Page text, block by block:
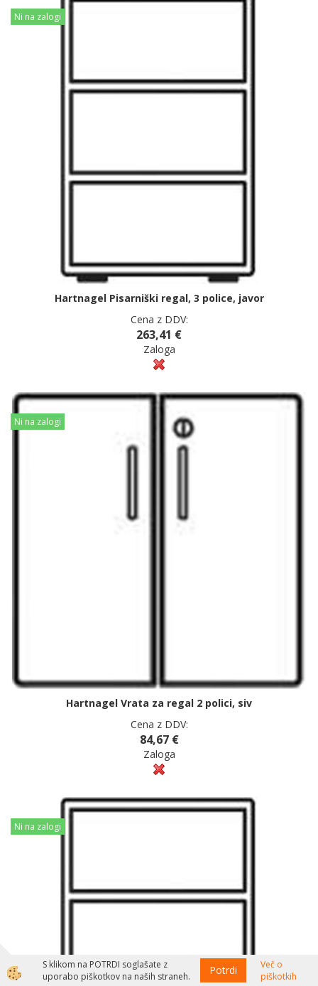
Ni na zalogi
Hartnagel Pisarniški regal, 3 police, javor
Cena z DDV:
263,41 €
Zaloga
Ni na zalogi
Hartnagel Vrata za regal 2 polici, siv
Cena z DDV:
84,67 €
Zaloga
Ni na zalogi
S klikom na POTRDI soglašate z
uporabo piškotkov na naših straneh.
Potrdi
Več o
piškotkih